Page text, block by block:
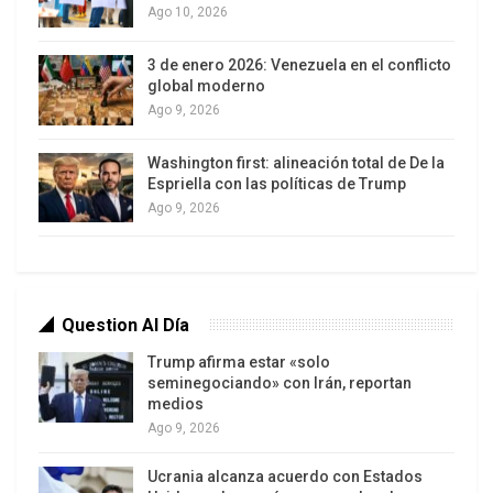
económica. Pero justo en ese momento llega la
tragedia natural más cruenta vivida en la historia
del país caribeño: éramos muchos y la abuela
paría como si nada.
El incomparable evento sísmico que sacudió a
Venezuela el 24 de junio, en plena celebración
impacto sociopolítico incalculable en múltiples
Ago 10, 2026
3 de enero 2026: Venezuela en el conflicto
global moderno
Ago 9, 2026
Washington first: alineación total de De la
Espriella con las políticas de Trump
Ago 9, 2026
Question Al Día
Trump afirma estar «solo
seminegociando» con Irán, reportan
medios
Ago 9, 2026
Ucrania alcanza acuerdo con Estados